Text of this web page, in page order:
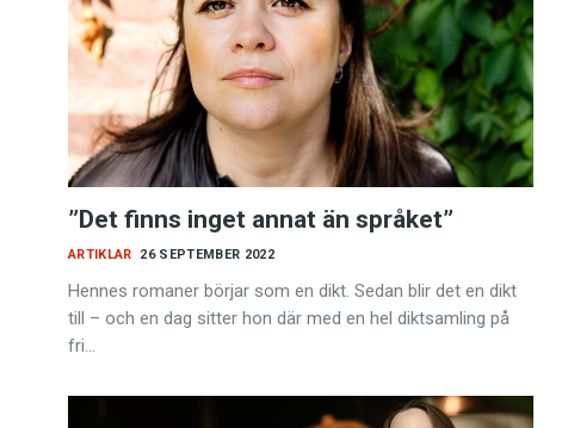
”Det finns inget annat än språket”
26 SEPTEMBER 2022
ARTIKLAR
Hennes romaner börjar som en dikt. Sedan blir det en dikt
till – och en dag sitter hon där med en hel diktsamling på
fri…